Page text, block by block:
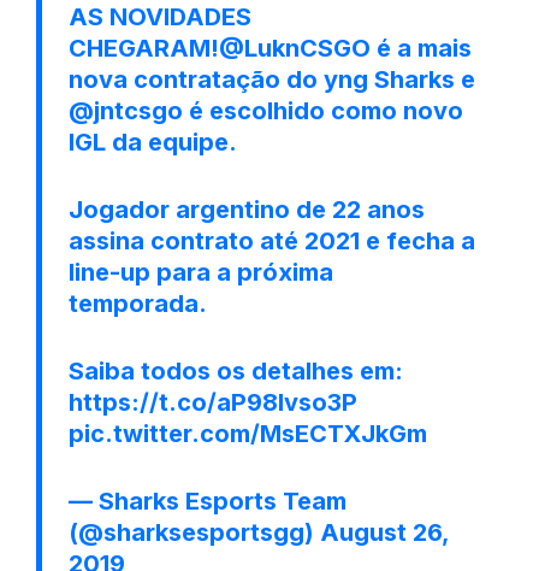
AS NOVIDADES
CHEGARAM!@LuknCSGO é a mais
nova contratação do yng Sharks e
@jntcsgo é escolhido como novo
IGL da equipe.
Jogador argentino de 22 anos
assina contrato até 2021 e fecha a
line-up para a próxima
temporada.
Saiba todos os detalhes em:
https://t.co/aP98Ivso3P
pic.twitter.com/MsECTXJkGm
— Sharks Esports Team
(@sharksesportsgg) August 26,
2019